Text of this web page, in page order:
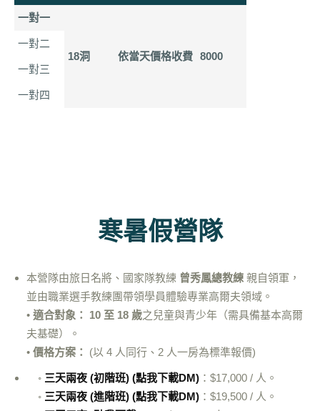
一對一
18洞 依當天價格收費 8000
一對二
一對三
一對四
寒暑假營隊
本營隊由旅日名將、國家隊教練 曾秀鳳總教練 親自領軍，
並由職業選手教練團帶領學員體驗專業高爾夫領域 。
• 適合對象： 10 至 18 歲之兒童與青少年（需具備基本高爾
夫基礎）
。
• 價格方案： (以 4 人同行、2 人一房為標準報價)
◦ 三天兩夜 (初階班) (點我下載DM) ：$17,000 / 人 。
◦ 三天兩夜 (進階班) (點我下載DM) ：$19,500 / 人 。